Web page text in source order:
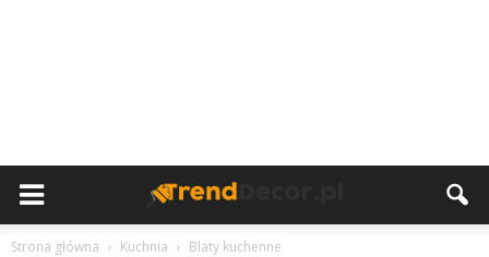
Strona główna Kuchnia Blaty kuchenne